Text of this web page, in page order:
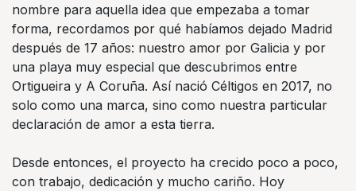
nombre para aquella idea que empezaba a tomar
forma, recordamos por qué habíamos dejado Madrid
después de 17 años: nuestro amor por Galicia y por
una playa muy especial que descubrimos entre
Ortigueira y A Coruña. Así nació Céltigos en 2017, no
solo como una marca, sino como nuestra particular
declaración de amor a esta tierra.
Desde entonces, el proyecto ha crecido poco a poco,
con trabajo, dedicación y mucho cariño. Hoy